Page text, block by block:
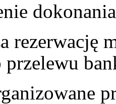
rezerwację
przelewu